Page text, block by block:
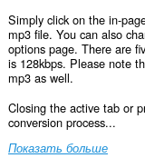
Simply click on the in-
mp3 file. You can also
options page. There are
is 128kbps. Please note
mp3 as well.
Closing the active tab or
conversion process...
Показать больше